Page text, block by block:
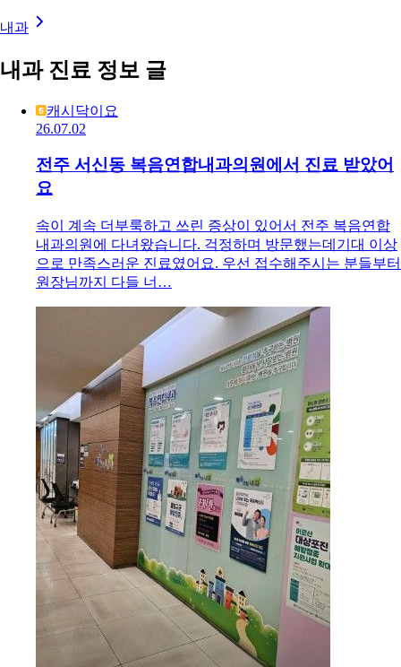
내과
내과 진료 정보 글
캐시닥이요
26.07.02
전주 서신동 복음연합내과의원에서 진료 받았어
요
속이 계속 더부룩하고 쓰린 증상이 있어서 전주 복음연합
내과의원에 다녀왔습니다. 걱정하며 방문했는데기대 이상
으로 만족스러운 진료였어요. 우선 접수해주시는 분들부터
원장님까지 다들 너…